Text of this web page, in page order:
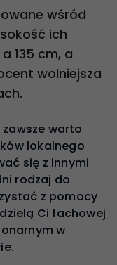
wśród
ich
135 cm, a
wolniejsza
warto
lokalnego
się z innymi
rodzaj do
z pomocy
Ci fachowej
w